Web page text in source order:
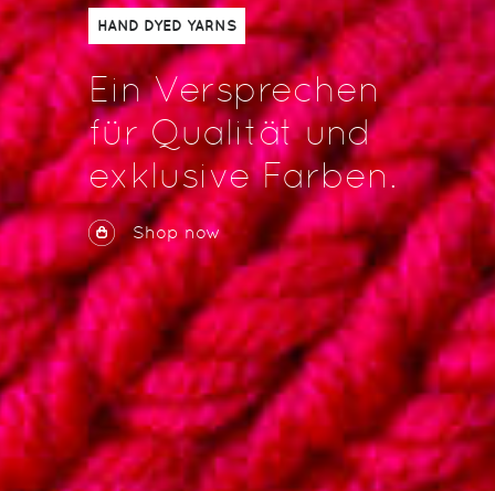
HAND DYED YARNS
Ein Versprechen
für Qualität und
exklusive Farben.
Shop now